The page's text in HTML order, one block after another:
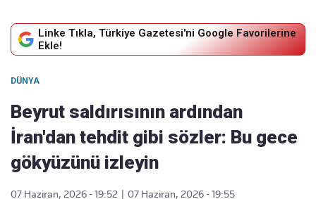
Linke Tıkla, Türkiye Gazetesi'ni Google Favorilerine
Ekle!
DÜNYA
Beyrut saldırısının ardından
İran'dan tehdit gibi sözler: Bu gece
gökyüzünü izleyin
07 Haziran, 2026 - 19:52
07 Haziran, 2026 - 19:55